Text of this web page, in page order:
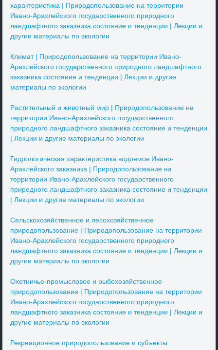
характеристика | Природопользование на территории
Ивано-Арахлейского государственного природного
ландшафтного заказника состояние и тенденции | Лекции и
другие материалы по экологии
Климат | Природопользование на территории Ивано-
Арахлейского государственного природного ландшафтного
заказника состояние и тенденции | Лекции и другие
материалы по экологии
Растительный и животный мир | Природопользование на
территории Ивано-Арахлейского государственного
природного ландшафтного заказника состояние и тенденции
| Лекции и другие материалы по экологии
Гидрологическая характеристика водоемов Ивано-
Арахлейского заказника | Природопользование на
территории Ивано-Арахлейского государственного
природного ландшафтного заказника состояние и тенденции
| Лекции и другие материалы по экологии
Сельскохозяйственное и лесохозяйственное
природопользование | Природопользование на территории
Ивано-Арахлейского государственного природного
ландшафтного заказника состояние и тенденции | Лекции и
другие материалы по экологии
Охотничье-промысловое и рыбохозяйственное
природопользование | Природопользование на территории
Ивано-Арахлейского государственного природного
ландшафтного заказника состояние и тенденции | Лекции и
другие материалы по экологии
Рекреационное природопользование и субъекты